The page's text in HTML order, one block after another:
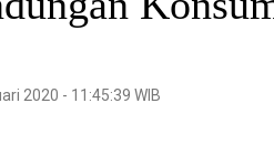
2020 - 11:45:39 WIB